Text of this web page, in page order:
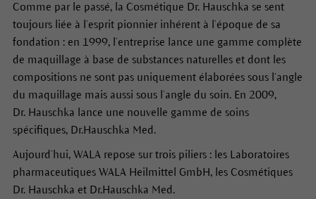
Comme par le passé, la Cosmétique Dr. Hauschka se sent
toujours liée à l’esprit pionnier inhérent à l’époque de sa
fondation : en 1999, l’entreprise lance une gamme complète
de maquillage à base de substances naturelles et dont les
compositions ne sont pas uniquement élaborées sous l’angle
du maquillage mais aussi sous l’angle du soin. En 2009,
Dr. Hauschka lance une nouvelle gamme de soins
spécifiques, Dr.Hauschka Med.
Aujourd’hui, WALA repose sur trois piliers : les Laboratoires
pharmaceutiques WALA Heilmittel GmbH, les Cosmétiques
Dr. Hauschka et Dr.Hauschka Med.